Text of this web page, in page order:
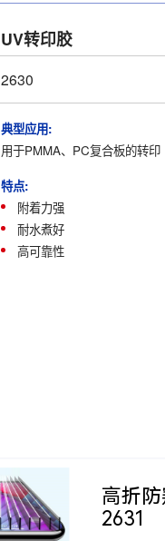
UV转印胶
2630
典型应用:
用于PMMA、PC复合板的转印
特点:
附着力强
耐水煮好
高可靠性
高折
2631